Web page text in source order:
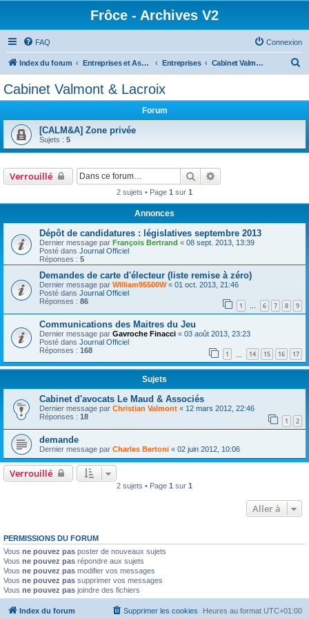
Frôce - Archives V2
FAQ Connexion
Index du forum Entreprises et Associations Entreprises Cabinet Valmont & Lacroix
Cabinet Valmont & Lacroix
Forum
[CALM&A] Zone privée
Sujets : 5
Verrouillé Rechercher
2 sujets • Page 1 sur 1
Annonces
Dépôt de candidatures : législatives septembre 2013
Dernier message par François Bertrand « 08 sept. 2013, 13:39
Posté dans Journal Officiel
Réponses : 5
Demandes de carte d'électeur (liste remise à zéro)
Dernier message par William95500W« 01 oct. 2013, 21:46
Posté dans Journal Officiel
Réponses : 86 1 … 6 7 8 9
Communications des Maitres du Jeu
Dernier message par Gavroche Finacci « 03 août 2013, 23:23
Posté dans Journal Officiel
Réponses : 168 1 14 15 16 17
Sujets
Cabinet d'avocats Le Maud & Associés
Dernier message par Christian Valmont « 12 mars 2012, 22:46
Réponses : 18 1 2
demande
Dernier message par Charles Bertoni « 02 juin 2012, 10:06
Verrouillé
2 sujets • Page 1 sur 1
Aller à
PERMISSIONS DU FORUM
Vous ne pouvez pas poster de nouveaux sujets
Vous ne pouvez pas répondre aux sujets
Vous ne pouvez pas modifier vos messages
Vous ne pouvez pas supprimer vos messages
Vous ne pouvez pas joindre des fichiers
Index du forum Heures au format UTC+01:00
Supprimer les cookies